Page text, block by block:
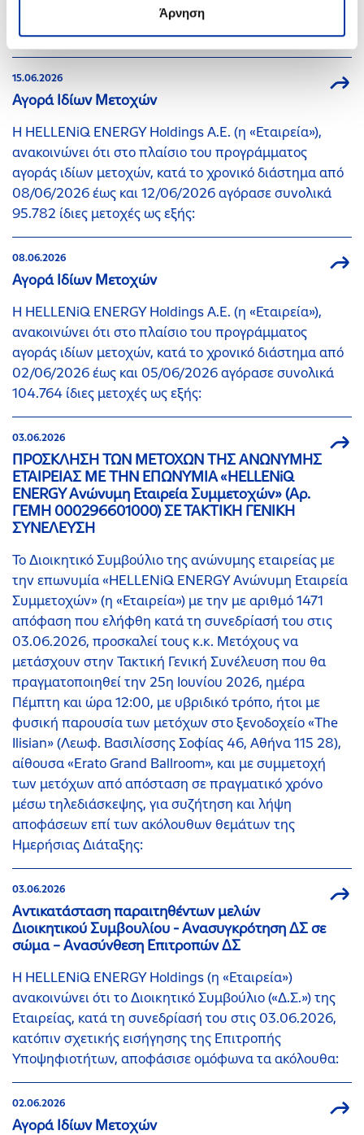
Άρνηση
ανοικτά του Κυπαρισσιακού Κόλπου, στο Νότιο Ιόνιο
Πέλαγος.
15.06.2026
Αγορά Ιδίων Μετοχών
H HELLENiQ ENERGY Holdings Α.Ε. (η «Εταιρεία»),
ανακοινώνει ότι στο πλαίσιο του προγράμματος
αγοράς ιδίων μετοχών, κατά το χρονικό διάστημα από
08/06/2026 έως και 12/06/2026 αγόρασε συνολικά
95.782 ίδιες μετοχές ως εξής:
08.06.2026
Αγορά Ιδίων Μετοχών
H HELLENiQ ENERGY Holdings Α.Ε. (η «Εταιρεία»),
ανακοινώνει ότι στο πλαίσιο του προγράμματος
αγοράς ιδίων μετοχών, κατά το χρονικό διάστημα από
02/06/2026 έως και 05/06/2026 αγόρασε συνολικά
104.764 ίδιες μετοχές ως εξής:
03.06.2026
ΠΡΟΣΚΛΗΣΗ ΤΩΝ ΜΕΤΟΧΩΝ ΤΗΣ ΑΝΩΝΥΜΗΣ
ΕΤΑΙΡΕΙΑΣ ΜΕ ΤΗΝ ΕΠΩΝΥΜΙΑ «HELLENiQ
ENERGY Ανώνυμη Εταιρεία Συμμετοχών» (Αρ.
ΓΕΜΗ 000296601000) ΣE TAKTIKH ΓΕΝΙΚΗ
ΣΥΝΕΛΕΥΣΗ
Το Διοικητικό Συμβούλιο της ανώνυμης εταιρείας με
την επωνυμία «HELLENiQ ENERGY Ανώνυμη Εταιρεία
Συμμετοχών» (η «Εταιρεία») με την με αριθμό 1471
απόφαση που ελήφθη κατά τη συνεδρίασή του στις
03.06.2026, προσκαλεί τους κ.κ. Μετόχους να
μετάσχουν στην Τακτική Γενική Συνέλευση που θα
πραγματοποιηθεί την 25η Ιουνίου 2026, ημέρα
Πέμπτη και ώρα 12:00, με υβριδικό τρόπο, ήτοι με
φυσική παρουσία των μετόχων στο ξενοδοχείο «The
Ilisian» (Λεωφ. Βασιλίσσης Σοφίας 46, Αθήνα 115 28),
αίθουσα «Erato Grand Ballroom», και με συμμετοχή
των μετόχων από απόσταση σε πραγματικό χρόνο
μέσω τηλεδιάσκεψης, για συζήτηση και λήψη
αποφάσεων επί των ακόλουθων θεμάτων της
Ημερήσιας Διάταξης:
03.06.2026
Αντικατάσταση παραιτηθέντων μελών
Διοικητικού Συμβουλίου - Ανασυγκρότηση ΔΣ σε
σώμα – Ανασύνθεση Επιτροπών ΔΣ
Η HELLENiQ ENERGY Holdings (η «Εταιρεία»)
ανακοινώνει ότι το Διοικητικό Συμβούλιο («Δ.Σ.») της
Εταιρείας, κατά τη συνεδρίασή του στις 03.06.2026,
κατόπιν σχετικής εισήγησης της Επιτροπής
Υποψηφιοτήτων, αποφάσισε ομόφωνα τα ακόλουθα:
02.06.2026
Αγορά Ιδίων Μετοχών